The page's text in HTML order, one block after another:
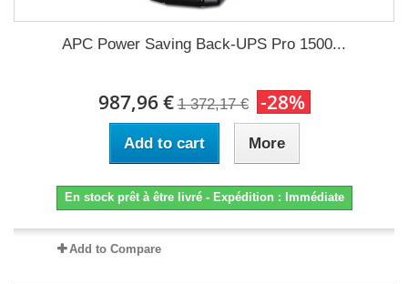
APC Power Saving Back-UPS Pro 1500...
987,96 € 1 372,17 € -28%
Add to cart More
En stock prêt à être livré - Expédition : Immédiate
Add to Compare